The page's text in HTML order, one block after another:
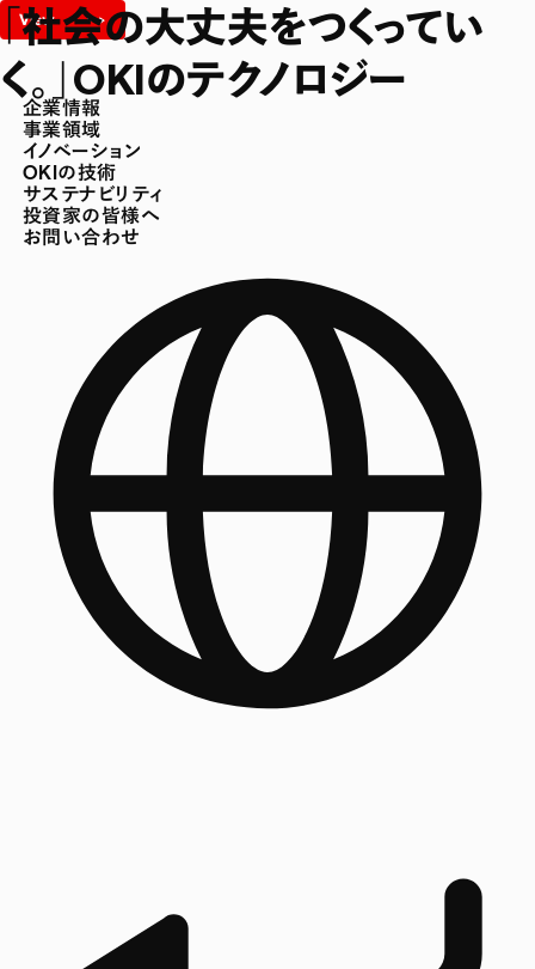
企業情報
事業領域
イノベーション
OKIの技術
サステナビリティ
投資家の皆様へ
お問い合わせ
「社会の大丈夫をつくってい
く。」OKIのテクノロジー